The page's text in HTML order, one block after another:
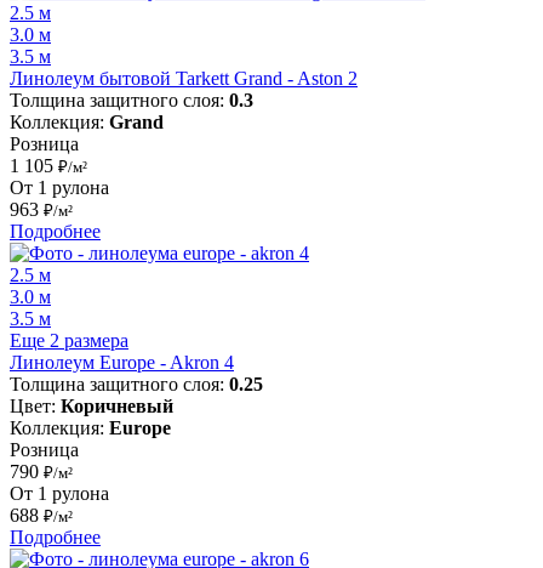
2.5 м
3.0 м
3.5 м
Линолеум бытовой Tarkett Grand - Aston 2
Толщина защитного слоя: 0.3
Коллекция: Grand
Розница
1 105 ₽/м²
От 1 рулона
963 ₽/м²
Подробнее
2.5 м
3.0 м
3.5 м
Еще 2 размера
Линолеум Europe - Akron 4
Толщина защитного слоя: 0.25
Цвет: Коричневый
Коллекция: Europe
Розница
790 ₽/м²
От 1 рулона
688 ₽/м²
Подробнее